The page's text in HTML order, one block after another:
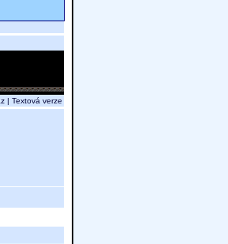
| Textová verze